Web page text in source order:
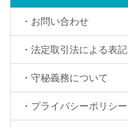
・お問い合わせ
・法定取引法による表記
・守秘義務について
・プライバシーポリシー